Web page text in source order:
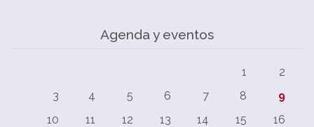
Agenda y eventos
1
2
3
4 5 6 7 8
9
10
11 12 13 14 15
16